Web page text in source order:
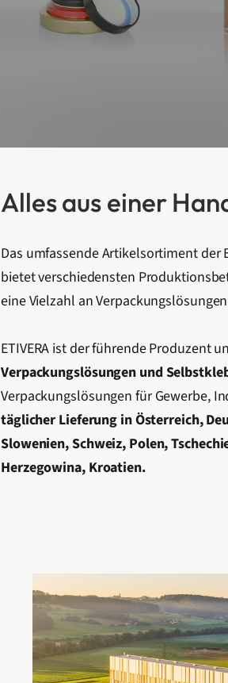
Alles aus einer
Das umfassende Artikelsortiment der
bietet verschiedensten
eine Vielzahl an
ETIVERA ist der führende Produzent
Verpackungslösungen und
Verpackungslösungen für Gewerbe,
täglicher Lieferung in Österreich,
Slowenien, Schweiz, Polen,
Herzegowina, Kroatien.